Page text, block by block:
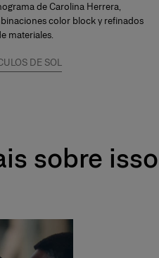
de Carolina Herrera,
color block y refinados
materiales.
DE SOL
sobre isso